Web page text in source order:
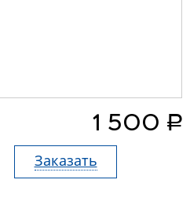
1 500 руб.
Заказать